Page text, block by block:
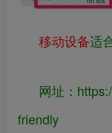
移动设备适
网址：
friendly